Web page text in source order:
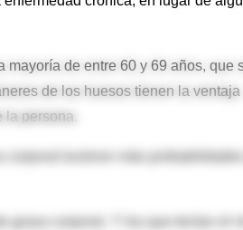
de entre 60 y 69 años, que
de los huesos tienen la ventaja
la persona.
grasa corporal. Y los que tenían el